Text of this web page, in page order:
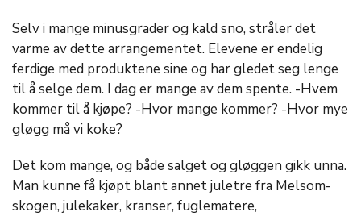
Selv i mange minusgrader og kald sno, stråler det
varme av dette arrangementet. Elevene er endelig
ferdige med produktene sine og har gledet seg lenge
til å selge dem. I dag er mange av dem spente. -Hvem
kommer til å kjøpe? -Hvor mange kommer? -Hvor mye
gløgg må vi koke?
Det kom mange, og både salget og gløggen gikk unna.
Man kunne få kjøpt blant annet juletre fra Melsom-
skogen, julekaker, kranser, fuglematere,